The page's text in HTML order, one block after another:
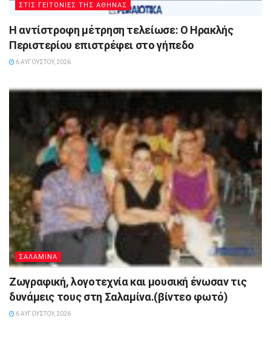
ΣΤΙΣ ΓΕΙΤΟΝΙΕΣ ΤΗΣ ΑΘΗΝΑΣ
Η αντίστροφη μέτρηση τελείωσε: Ο Ηρακλής
Περιστερίου επιστρέφει στο γήπεδο
6 ΑΥΓΟΎΣΤΟΥ, 2026
ΣΑΛΑΜΙΝΑ
Ζωγραφική, λογοτεχνία και μουσική ένωσαν τις
δυνάμεις τους στη Σαλαμίνα.(βίντεο φωτό)
6 ΑΥΓΟΎΣΤΟΥ, 2026